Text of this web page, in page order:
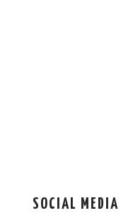
SOCIAL MEDIA